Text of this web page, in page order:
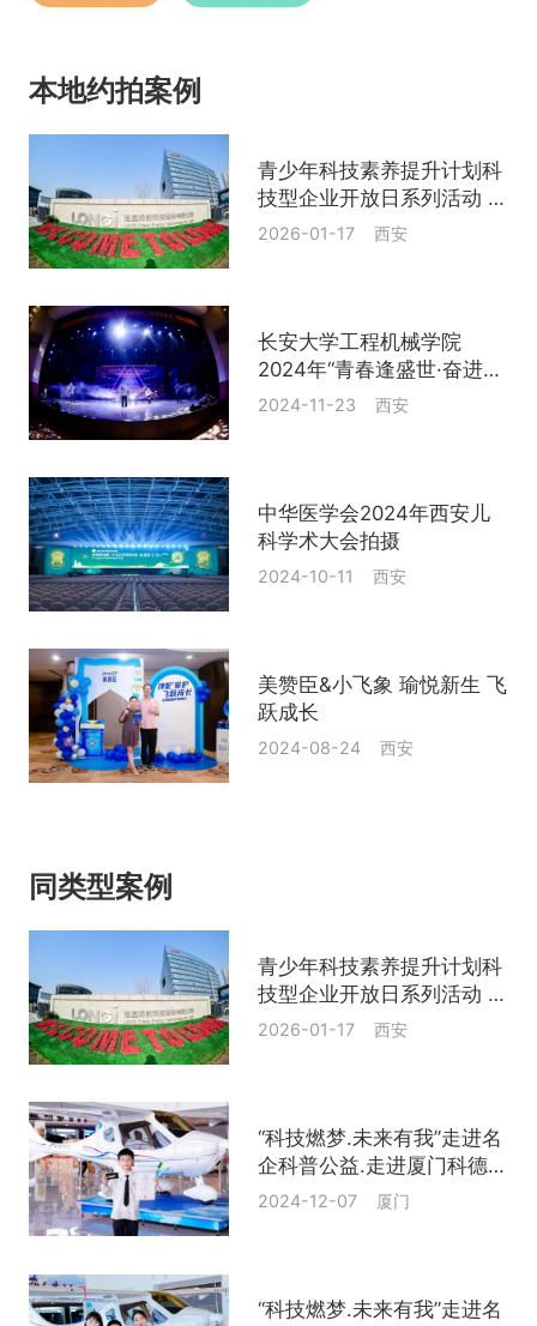
本地约拍案例
青少年科技素养提升计划科
技型企业开放日系列活动 光
伏点亮生活 绿色赋能未来
2026-01-17 西安
长安大学工程机械学院
2024年“青春逢盛世·奋进绘
新章”迎新文艺晚会
2024-11-23 西安
中华医学会2024年西安儿
科学术大会拍摄
2024-10-11 西安
美赞臣&小飞象 瑜悦新生 飞
跃成长
2024-08-24 西安
同类型案例
青少年科技素养提升计划科
技型企业开放日系列活动 光
伏点亮生活 绿色赋能未来
2026-01-17 西安
“科技燃梦.未来有我”走进名
企科普公益.走进厦门科德航
空基地
2024-12-07 厦门
“科技燃梦.未来有我”走进名